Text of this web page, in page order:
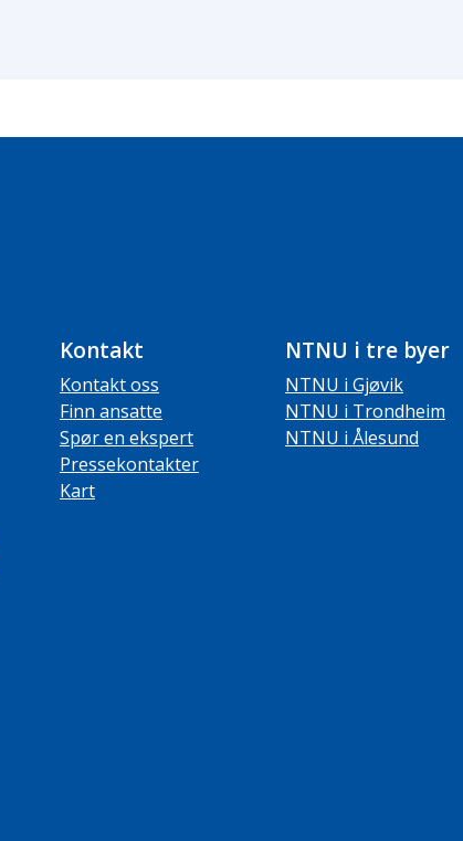
Kontakt
Kontakt oss
Finn ansatte
Spør en ekspert
Pressekontakter
Kart
NTNU i tre byer
NTNU i Gjøvik
NTNU i Trondheim
NTNU i Ålesund